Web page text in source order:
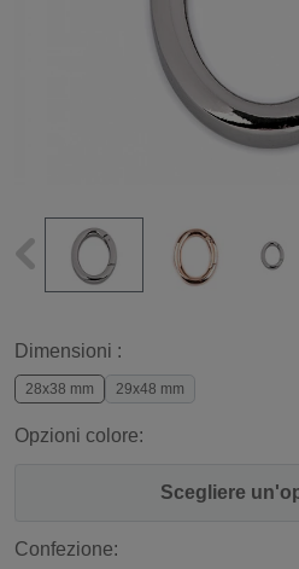
Dimensioni :
28x38 mm 29x48 mm
Opzioni colore:
Scegliere
Confezione: